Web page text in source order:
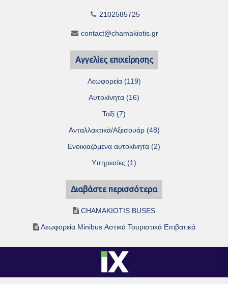
2102585725
contact@chamakiotis.gr
Αγγελίες επιχείρησης
Λεωφορεία (119)
Αυτοκίνητα (16)
Ταξί (7)
Ανταλλακτικά/Αξεσουάρ (48)
Ενοικιαζόμενα αυτοκίνητα (2)
Υπηρεσίες (1)
Διαβάστε περισσότερα
CHAMAKIOTIS BUSES
Λεωφορεία Minibus Αστικά Τουριστικά Επιβατικά